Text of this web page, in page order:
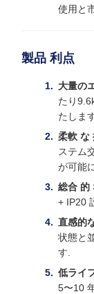
使用と
製品 利点
大量の
たり
たしま
柔軟 な
ステム
が可能
総合 的
+ IP20
直感的
状態と
す.
低ライ
5〜10